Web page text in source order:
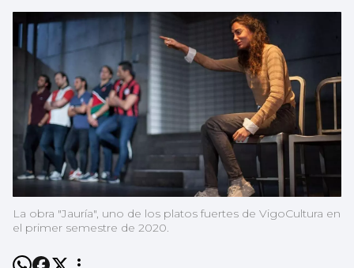
La obra "Jauría", uno de los platos fuertes de VigoCultura en
el primer semestre de 2020.